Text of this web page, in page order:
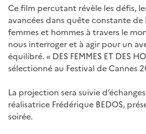
Ce film percutant révèle les défis,
avancées dans quête constante de
femmes et hommes à travers le
nous interroger et à agir pour un
équilibré. « DES FEMMES ET DES
sélectionné au Festival de Cannes
La projection sera suivie
réalisatrice Frédérique BEDOS,
soirée.